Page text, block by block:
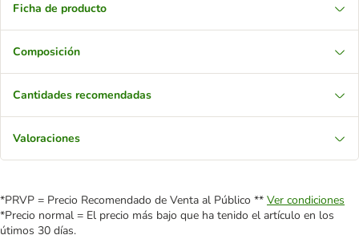
Ficha de producto
Composición
Cantidades recomendadas
Valoraciones
*PRVP = Precio Recomendado de Venta al Público ** Ver condiciones
*Precio normal = El precio más bajo que ha tenido el artículo en los
útimos 30 días.